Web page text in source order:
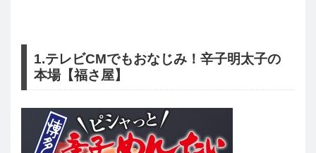
1.テレビCMでもおなじみ！辛子明太子の
本場【福さ屋】